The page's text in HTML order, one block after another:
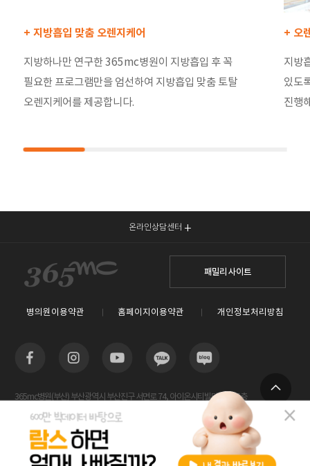
+ 지방흡입 맞춤 오렌지케어
지방하나만 연구한 365mc병원이 지방흡입 후 꼭
필요한 프로그램만을 엄선하여 지방흡입 맞춤 토탈
오렌지케어를 제공합니다.
+ 오
지방
있도
진행
TOP
온라인상담센터
패밀리 사이트
병의원이용약관 홈페이지이용약관 개인정보처리방침
365mc병원(부산) 부산광역시 부산진구 서면로 74, 아이온시티빌딩 13~15층
사업자등록번호 : 605-26-86822 / 박윤찬, 김남철 / 대표전화번호 / 1577-3653
람스 스페셜센터(해운대) 부산광역시 해운대구 센텀2로 20(우동) 센텀타워메디컬 14층
사업자등록번호 : 209-24-42511 / 서성훈